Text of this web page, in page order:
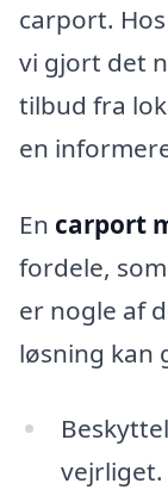
carport.
vi gjort det
tilbud fra
en
En carport
fordele,
er nogle af
løsning kan
vejrliget.